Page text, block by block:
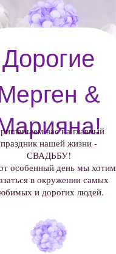
Дорогие
&
вас на главный
праздник нашей жизни -
СВАДЬБУ!
особенный день мы хотим
в окружении самых
и дорогих людей.